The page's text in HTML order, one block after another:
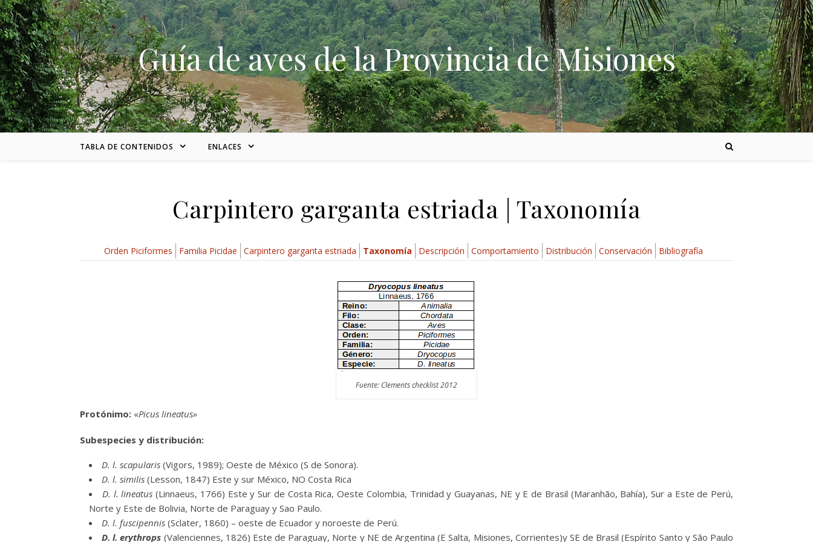
Skip to content
Guía de aves de la Provincia de Misiones
TABLA DE CONTENIDOS ENLACES
Carpintero garganta estriada | Taxonomía
Orden Piciformes Familia Picidae Carpintero garganta estriada Taxonomía Descripción Comportamiento Distribución Conservación Bibliografía
Fuente: Clements checklist 2012
Protónimo: «Picus lineatus»
Subespecies y distribución:
D. l. scapularis (Vigors, 1989); Oeste de México (S de Sonora).
D. l. similis (Lesson, 1847) Este y sur México, NO Costa Rica
D. l. lineatus (Linnaeus, 1766) Este y Sur de Costa Rica, Oeste Colombia, Trinidad y Guayanas, NE y E de Brasil (Maranhão, Bahía), Sur a Este de Perú,
Norte y Este de Bolivia, Norte de Paraguay y Sao Paulo.
D. l. fuscipennis (Sclater, 1860) – oeste de Ecuador y noroeste de Perú.
D. l. erythrops (Valenciennes, 1826) Este de Paraguay, Norte y NE de Argentina (E Salta, Misiones, Corrientes)y SE de Brasil (Espírito Santo y São Paulo